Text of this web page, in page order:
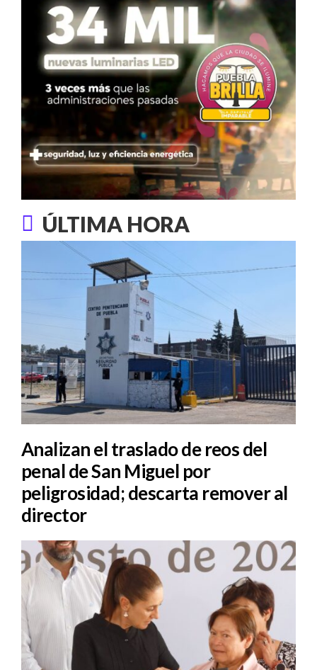
ÚLTIMA HORA
Analizan el traslado de reos del
penal de San Miguel por
peligrosidad; descarta remover al
director